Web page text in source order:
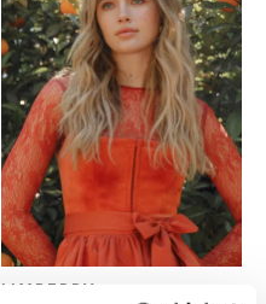
LIMBERRY